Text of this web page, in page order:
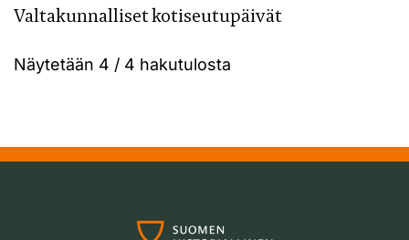
Valtakunnalliset kotiseutupäivät
Näytetään 4 / 4 hakutulosta